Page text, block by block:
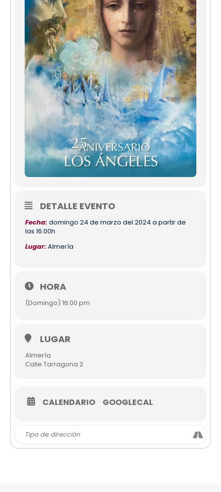
DETALLE EVENTO
Fecha: domingo 24 de marzo del 2024 a partir de
las 16:00h
Lugar: Almería
HORA
(Domingo) 16:00 pm
LUGAR
Almería
Calle Tarragona 2
CALENDARIO GOOGLECAL